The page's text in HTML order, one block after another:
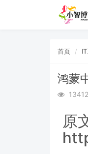
首页
鸿蒙
原